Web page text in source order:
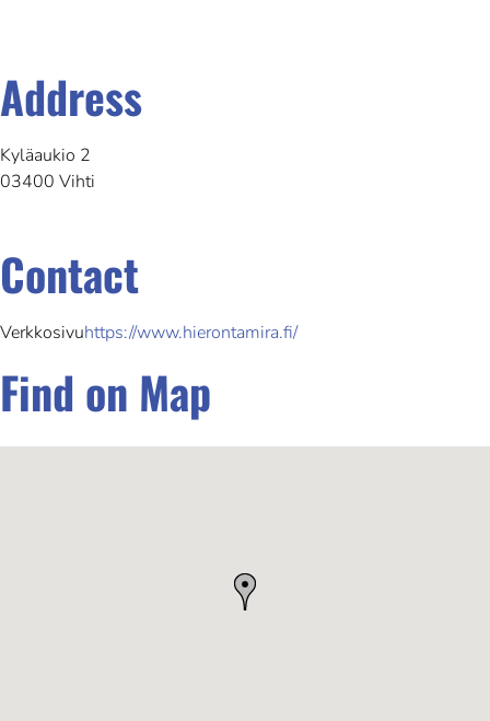
Address
Kyläaukio 2
03400 Vihti
Contact
Verkkosivuhttps://www.hierontamira.fi/
Find on Map